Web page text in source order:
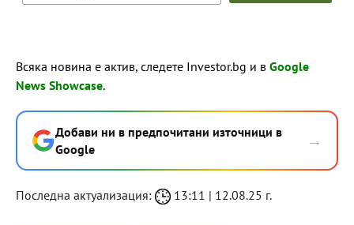
Всяка новина е актив, следете Investor.bg и в Google
News Showcase.
Добави ни в предпочитани източници в
Google
→
Последна актуализация: 13:11 | 12.08.25 г.